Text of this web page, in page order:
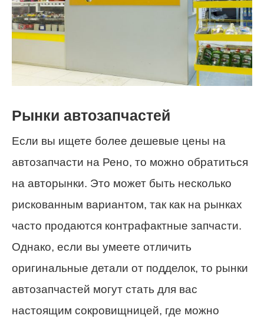
Рынки автозапчастей
Если вы ищете более дешевые цены на
автозапчасти на Рено, то можно обратиться
на авторынки. Это может быть несколько
рискованным вариантом, так как на рынках
часто продаются контрафактные запчасти.
Однако, если вы умеете отличить
оригинальные детали от подделок, то рынки
автозапчастей могут стать для вас
настоящим сокровищницей, где можно